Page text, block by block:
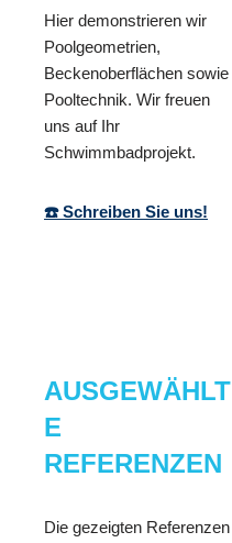
Hier demonstrieren wir
Poolgeometrien,
Beckenoberflächen sowie
Pooltechnik. Wir freuen
uns auf Ihr
Schwimmbadprojekt.
☎️ Schreiben Sie uns!
AUSGEWÄHLT
E
REFERENZEN
Die gezeigten Referenzen